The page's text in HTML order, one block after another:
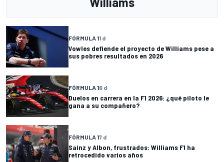
FÓRMULA 11 d
Vowles defiende el proyecto de Williams pese a
sus pobres resultados en 2026
FÓRMULA 16 d
Duelos en carrera en la F1 2026: ¿qué piloto le
gana a su compañero?
FÓRMULA 17 d
Sainz y Albon, frustrados: Williams F1 ha
retrocedido varios años